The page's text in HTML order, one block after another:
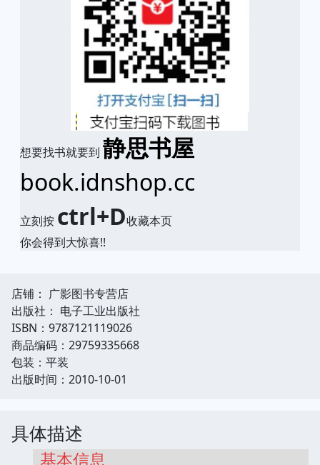
想要找书就要到 静思书屋
book.idnshop.cc
立刻按 ctrl+D收藏本页
你会得到大惊喜!!
店铺： 广影图书专营店
出版社： 电子工业出版社
ISBN：9787121119026
商品编码：29759335668
包装：平装
出版时间：2010-10-01
具体描述
基本信息